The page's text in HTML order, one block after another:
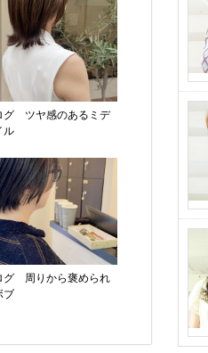
グ ツヤ感のあるミデ
ル
グ 周りから褒められ
ブ